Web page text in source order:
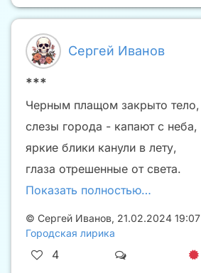
Сергей Иванов
***
Черным плащом закрыто тело,
слезы города - капают с неба,
яркие блики канули в лету,
глаза отрешенные от света.
Показать полностью…
© Сергей Иванов, 21.02.2024 19:07
Городская лирика
4